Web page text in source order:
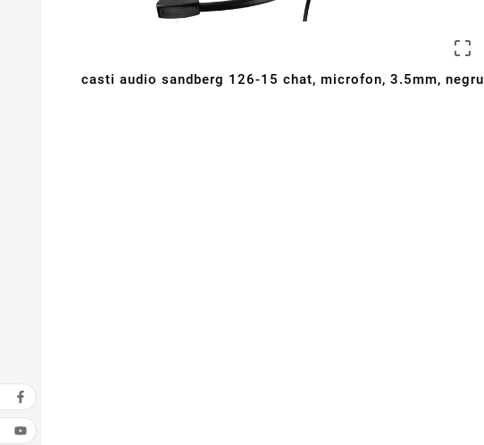

casti audio sandberg 126-15 chat, microfon, 3.5mm, negru